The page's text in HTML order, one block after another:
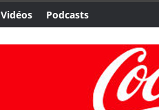
Vidéos Podcasts